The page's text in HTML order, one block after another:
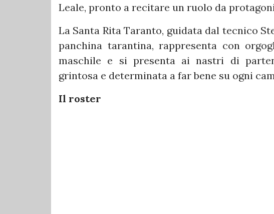
Leale, pronto a recitare un ruolo da
La Santa Rita Taranto, guidata dal tecnico
panchina tarantina, rappresenta con
maschile e si presenta ai nastri di
grintosa e determinata a far bene su ogni
Il roster